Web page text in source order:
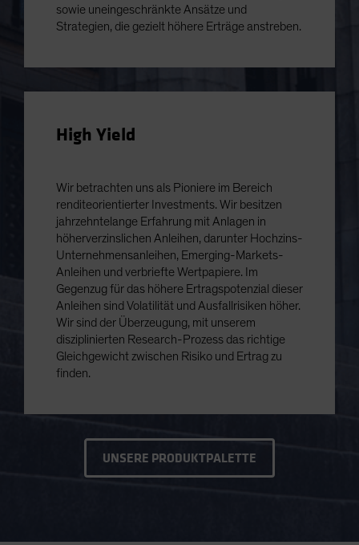
sowie uneingeschränkte Ansätze und
Strategien, die gezielt höhere Erträge anstreben.
High Yield
Wir betrachten uns als Pioniere im Bereich
renditeorientierter Investments. Wir besitzen
jahrzehntelange Erfahrung mit Anlagen in
höherverzinslichen Anleihen, darunter Hochzins-
Unternehmensanleihen, Emerging-Markets-
Anleihen und verbriefte Wertpapiere. Im
Gegenzug für das höhere Ertragspotenzial dieser
Anleihen sind Volatilität und Ausfallrisiken höher.
Wir sind der Überzeugung, mit unserem
disziplinierten Research-Prozess das richtige
Gleichgewicht zwischen Risiko und Ertrag zu
finden.
UNSERE PRODUKTPALETTE